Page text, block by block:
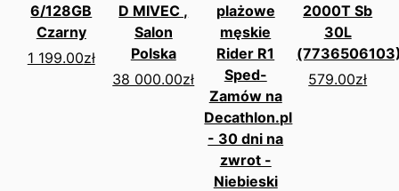
6/128GB
Czarny
1 199.00zł
D MIVEC ,
Salon
Polska
38 000.00zł
plażowe
męskie
Rider R1
Sped-
Zamów na
Decathlon.pl
- 30 dni na
zwrot -
Niebieski
2000T Sb
30L
579.00zł